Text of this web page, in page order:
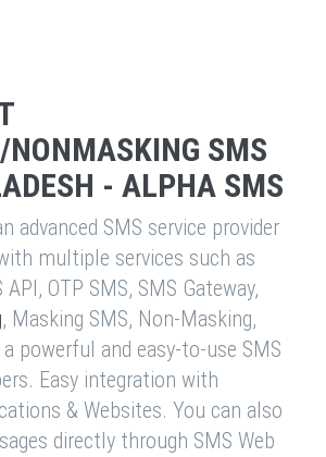
SMS
- ALPHA SMS
advanced SMS service provider
multiple services such as
OTP SMS, SMS Gateway,
, Masking SMS, Non-Masking,
powerful and easy-to-use SMS
Easy integration with
& Websites. You can also
directly through SMS Web